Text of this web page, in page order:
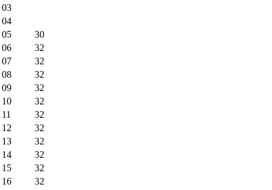
03
04
05
30
06
32
07
32
08
32
09
32
10
32
11
32
12
32
13
32
14
32
15
32
16
32